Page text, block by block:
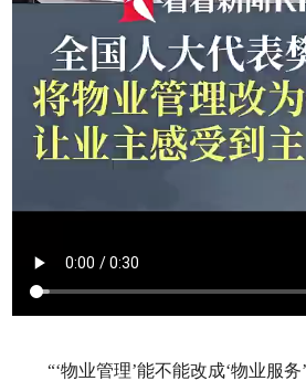
“‘物业管理’能不能改成‘物业服务